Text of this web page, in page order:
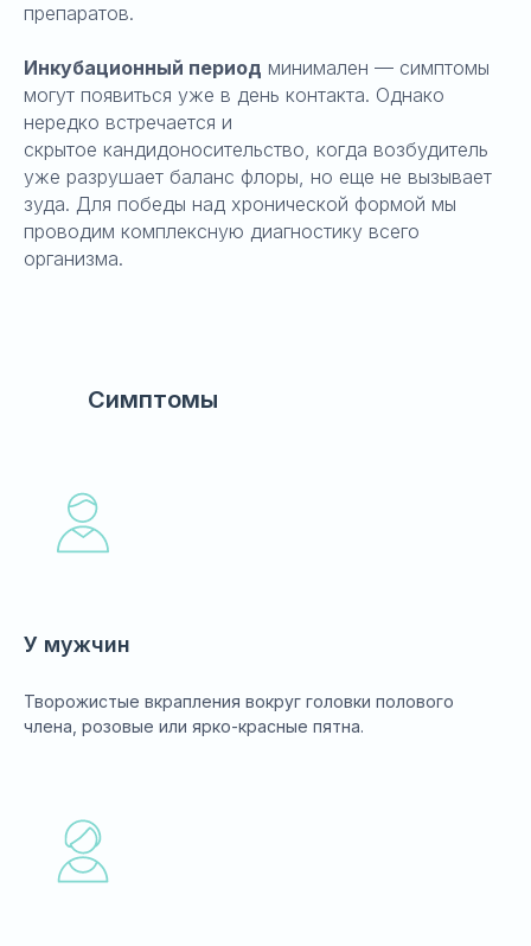
препаратов.
Инкубационный период минимален — симптомы
могут появиться уже в день контакта. Однако
нередко встречается и
скрытое кандидоносительство, когда возбудитель
уже разрушает баланс флоры, но еще не вызывает
зуда. Для победы над хронической формой мы
проводим комплексную диагностику всего
организма.
Симптомы
У мужчин
Творожистые вкрапления вокруг головки полового
члена, розовые или ярко-красные пятна.